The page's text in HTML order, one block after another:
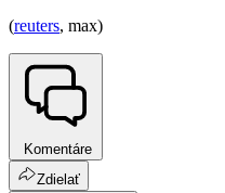
(reuters, max)
Komentáre
Zdielať